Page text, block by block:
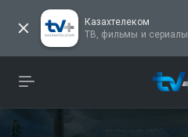
Казахтелеком
ТВ, фильмы и сериалы